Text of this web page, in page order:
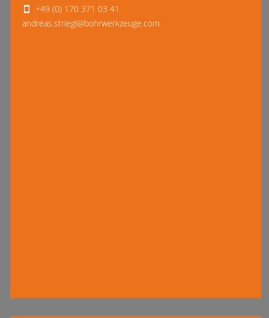
+49 (0) 170 371 03 41
andreas.striegl@bohrwerkzeuge.com